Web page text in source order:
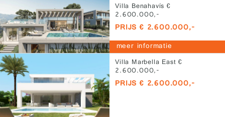
Villa Benahavís €
2.600.000,-
PRIJS € 2.600.000,-
meer informatie
Villa Marbella East €
2.600.000,-
PRIJS € 2.600.000,-